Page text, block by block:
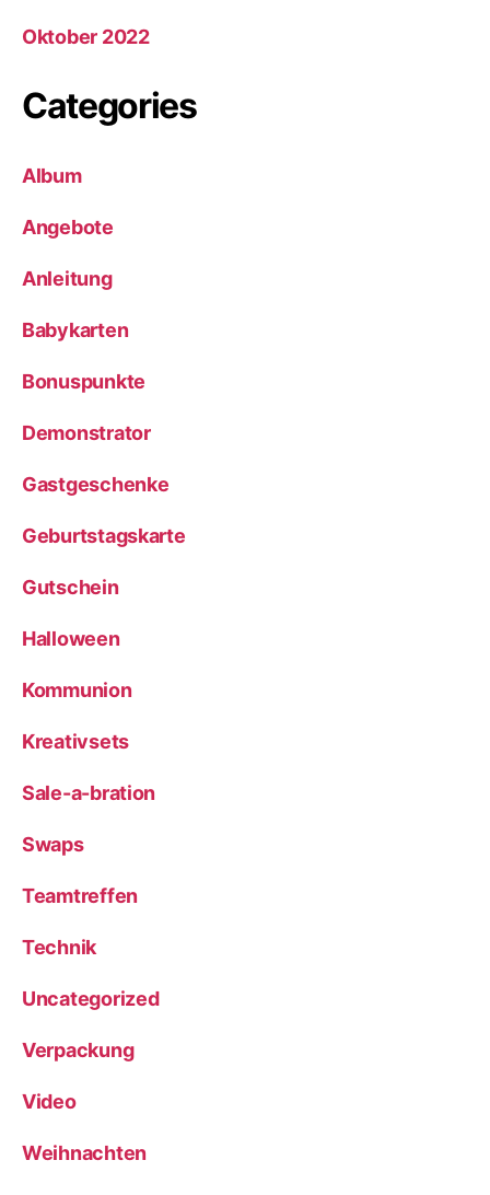
Oktober 2022
Categories
Album
Angebote
Anleitung
Babykarten
Bonuspunkte
Demonstrator
Gastgeschenke
Geburtstagskarte
Gutschein
Halloween
Kommunion
Kreativsets
Sale-a-bration
Swaps
Teamtreffen
Technik
Uncategorized
Verpackung
Video
Weihnachten